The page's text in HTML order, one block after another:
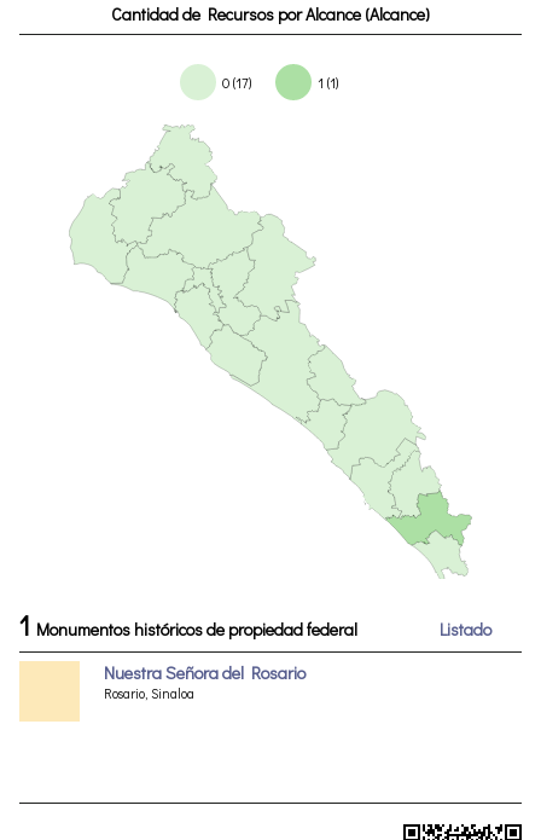
1 Monumentos históricos de propiedad federal
Listado
Nuestra Señora del Rosario
Rosario, Sinaloa
Cantidad de Recursos por Alcance (Alcance)
0 (17) 1 (1)